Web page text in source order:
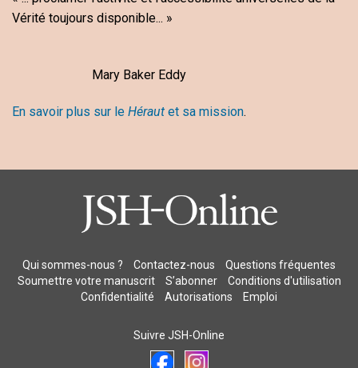
Vérité toujours disponible... »
Mary Baker Eddy
En savoir plus sur le Héraut et sa mission.
Qui sommes-nous ? Contactez-nous
Questions fréquentes
Soumettre votre manuscrit
S’abonner
Conditions d'utilisation
Confidentialité
Autorisations Emploi
Suivre JSH-Online